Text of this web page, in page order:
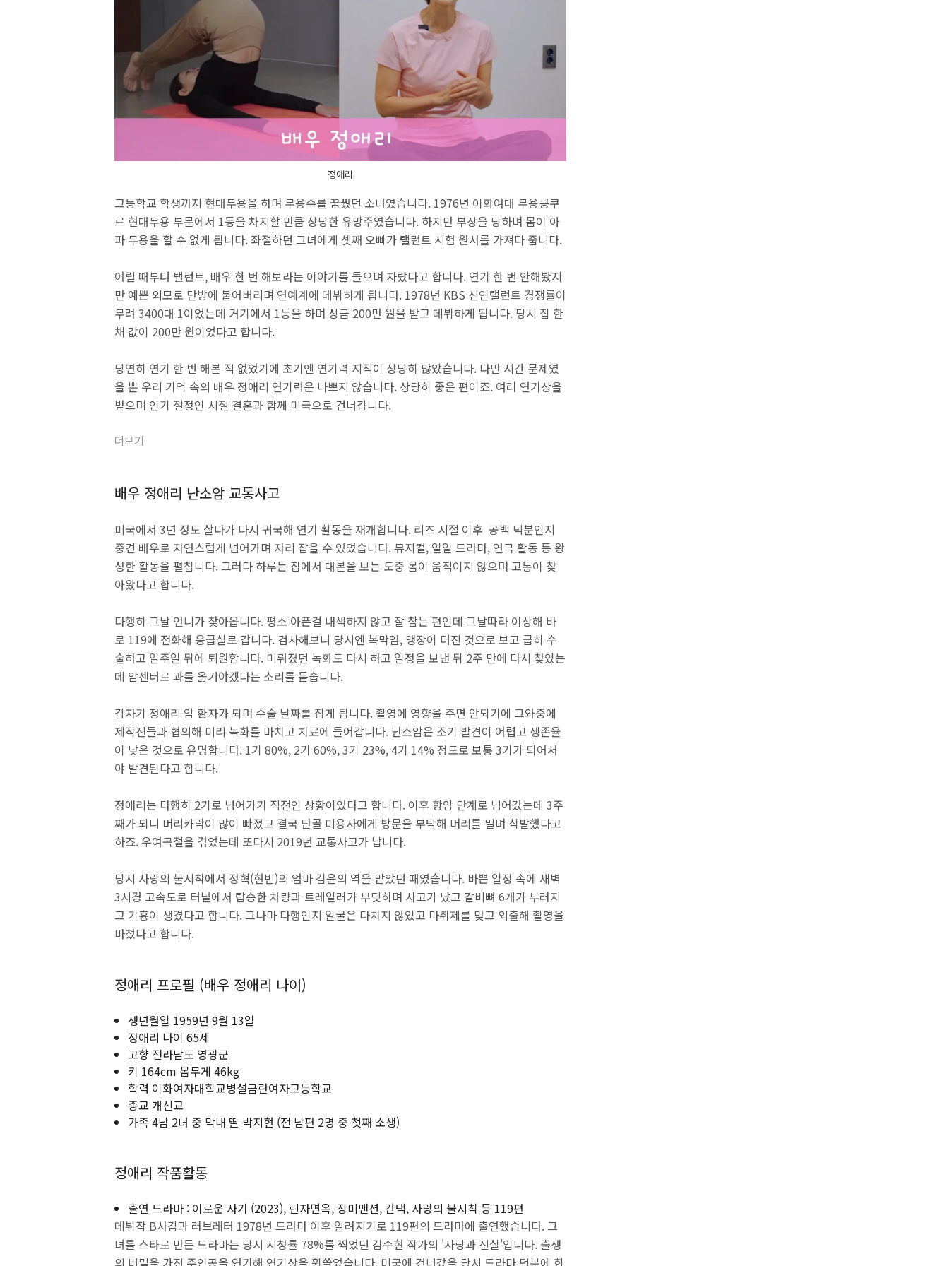
정애리
고등학교 학생까지 현대무용을 하며 무용수를 꿈꿨던 소녀였습니다. 1976년 이화여대 무용콩쿠
르 현대무용 부문에서 1등을 차지할 만큼 상당한 유망주였습니다. 하지만 부상을 당하며 몸이 아
파 무용을 할 수 없게 됩니다. 좌절하던 그녀에게 셋째 오빠가 탤런트 시험 원서를 가져다 줍니다.
어릴 때부터 탤런트, 배우 한 번 해보라는 이야기를 들으며 자랐다고 합니다. 연기 한 번 안해봤지
만 예쁜 외모로 단방에 붙어버리며 연예계에 데뷔하게 됩니다. 1978년 KBS 신인탤런트 경쟁률이
무려 3400대 1이었는데 거기에서 1등을 하며 상금 200만 원을 받고 데뷔하게 됩니다. 당시 집 한
채 값이 200만 원이었다고 합니다.
당연히 연기 한 번 해본 적 없었기에 초기엔 연기력 지적이 상당히 많았습니다. 다만 시간 문제였
을 뿐 우리 기억 속의 배우 정애리 연기력은 나쁘지 않습니다. 상당히 좋은 편이죠. 여러 연기상을
받으며 인기 절정인 시절 결혼과 함께 미국으로 건너갑니다.
더보기
배우 정애리 난소암 교통사고
미국에서 3년 정도 살다가 다시 귀국해 연기 활동을 재개합니다. 리즈 시절 이후 공백 덕분인지
중견 배우로 자연스럽게 넘어가며 자리 잡을 수 있었습니다. 뮤지컬, 일일 드라마, 연극 활동 등 왕
성한 활동을 펼칩니다. 그러다 하루는 집에서 대본을 보는 도중 몸이 움직이지 않으며 고통이 찾
아왔다고 합니다.
다행히 그날 언니가 찾아옵니다. 평소 아픈걸 내색하지 않고 잘 참는 편인데 그날따라 이상해 바
로 119에 전화해 응급실로 갑니다. 검사해보니 당시엔 복막염, 맹장이 터진 것으로 보고 급히 수
술하고 일주일 뒤에 퇴원합니다. 미뤄졌던 녹화도 다시 하고 일정을 보낸 뒤 2주 만에 다시 찾았는
데 암센터로 과를 옮겨야겠다는 소리를 듣습니다.
갑자기 정애리 암 환자가 되며 수술 날짜를 잡게 됩니다. 촬영에 영향을 주면 안되기에 그와중에
제작진들과 협의해 미리 녹화를 마치고 치료에 들어갑니다. 난소암은 조기 발견이 어렵고 생존율
이 낮은 것으로 유명합니다. 1기 80%, 2기 60%, 3기 23%, 4기 14% 정도로 보통 3기가 되어서
야 발견된다고 합니다.
정애리는 다행히 2기로 넘어가기 직전인 상황이었다고 합니다. 이후 항암 단계로 넘어갔는데 3주
째가 되니 머리카락이 많이 빠졌고 결국 단골 미용사에게 방문을 부탁해 머리를 밀며 삭발했다고
하죠. 우여곡절을 겪었는데 또다시 2019년 교통사고가 납니다.
당시 사랑의 불시착에서 정혁(현빈)의 엄마 김윤의 역을 맡았던 때였습니다. 바쁜 일정 속에 새벽
3시경 고속도로 터널에서 탑승한 차량과 트레일러가 부딪히며 사고가 났고 갈비뼈 6개가 부러지
고 기흉이 생겼다고 합니다. 그나마 다행인지 얼굴은 다치지 않았고 마취제를 맞고 외출해 촬영을
마쳤다고 합니다.
정애리 프로필 (배우 정애리 나이)
생년월일 1959년 9월 13일
정애리 나이 65세
고향 전라남도 영광군
키 164cm 몸무게 46kg
학력 이화여자대학교병설금란여자고등학교
종교 개신교
가족 4남 2녀 중 막내 딸 박지현 (전 남편 2명 중 첫째 소생)
정애리 작품활동
출연 드라마 : 이로운 사기 (2023), 린자면옥, 장미맨션, 간택, 사랑의 불시착 등 119편
데뷔작 B사감과 러브레터 1978년 드라마 이후 알려지기로 119편의 드라마에 출연했습니다. 그
녀를 스타로 만든 드라마는 당시 시청률 78%를 찍었던 김수현 작가의 '사랑과 진실'입니다. 출생
의 비밀을 가진 주인공을 연기해 연기상을 휩쓸었습니다. 미국에 건너갔을 당시 드라마 덕분에 한